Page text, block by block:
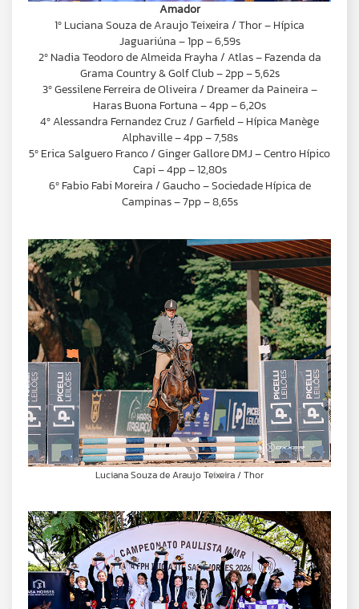
Amador
1º Luciana Souza de Araujo Teixeira / Thor – Hípica
Jaguariúna – 1pp – 6,59s
2º Nadia Teodoro de Almeida Frayha / Atlas – Fazenda da
Grama Country & Golf Club – 2pp – 5,62s
3º Gessilene Ferreira de Oliveira / Dreamer da Paineira –
Haras Buona Fortuna – 4pp – 6,20s
4º Alessandra Fernandez Cruz / Garfield – Hípica Manège
Alphaville – 4pp – 7,58s
5º Erica Salguero Franco / Ginger Gallore DMJ – Centro Hípico
Capi – 4pp – 12,80s
6º Fabio Fabi Moreira / Gaucho – Sociedade Hípica de
Campinas – 7pp – 8,65s
Luciana Souza de Araujo Teixeira / Thor